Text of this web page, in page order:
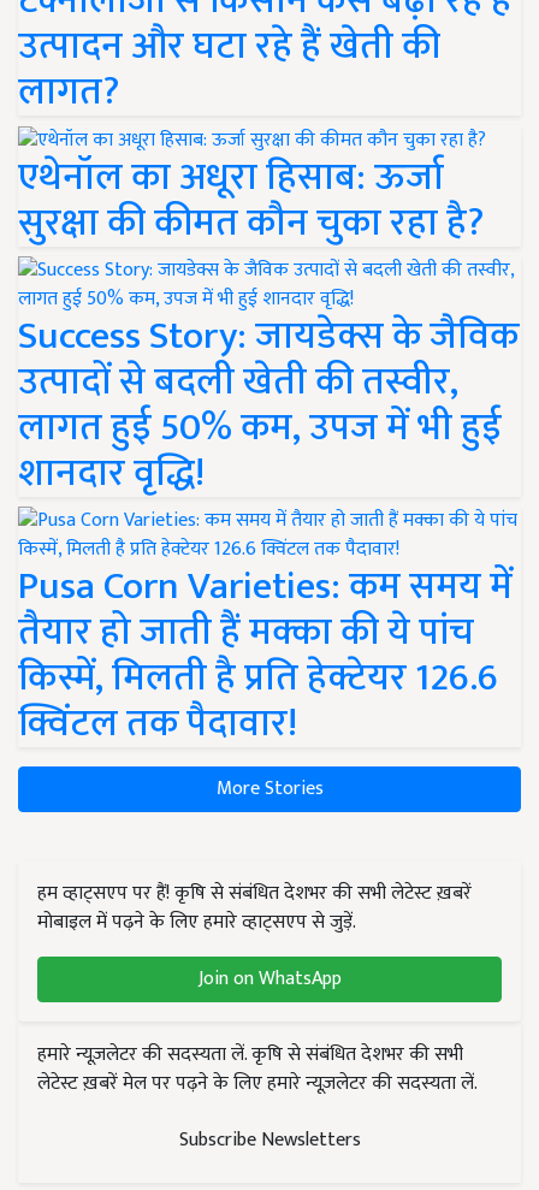
उत्पादन और घटा रहे हैं खेती की
लागत?
एथेनॉल का अधूरा हिसाब: ऊर्जा
सुरक्षा की कीमत कौन चुका रहा है?
Success Story: जायडेक्स के जैविक
उत्पादों से बदली खेती की तस्वीर,
लागत हुई 50% कम, उपज में भी हुई
शानदार वृद्धि!
Pusa Corn Varieties: कम समय में
तैयार हो जाती हैं मक्का की ये पांच
किस्में, मिलती है प्रति हेक्टेयर 126.6
क्विंटल तक पैदावार!
More Stories
हम व्हाट्सएप पर हैं! कृषि से संबंधित देशभर की सभी लेटेस्ट ख़बरें
मोबाइल में पढ़ने के लिए हमारे व्हाट्सएप से जुड़ें.
Join on WhatsApp
हमारे न्यूज़लेटर की सदस्यता लें. कृषि से संबंधित देशभर की सभी
लेटेस्ट ख़बरें मेल पर पढ़ने के लिए हमारे न्यूज़लेटर की सदस्यता लें.
Subscribe Newsletters